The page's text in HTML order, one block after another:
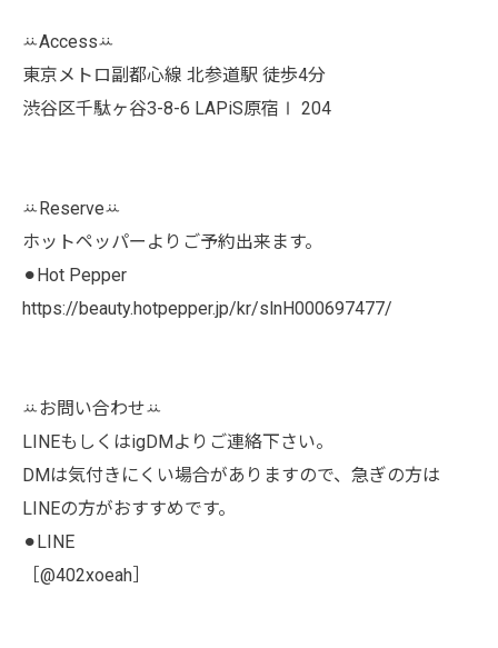
ꕁAccessꕁ
東京メトロ副都心線 北参道駅 徒歩4分
渋谷区千駄ヶ谷3-8-6 LAPiS原宿Ⅰ 204
ꕁReserveꕁ
ホットペッパーよりご予約出来ます。
⚫︎Hot Pepper
https://beauty.hotpepper.jp/kr/slnH000697477/
ꕁお問い合わせꕁ
LINEもしくはigDMよりご連絡下さい。
DMは気付きにくい場合がありますので、急ぎの方は
LINEの方がおすすめです。
⚫︎LINE
［@402xoeah］